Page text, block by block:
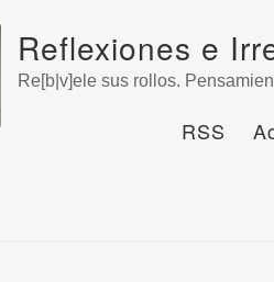
Reflexiones e
Re[b|v]ele sus rollos.
RSS